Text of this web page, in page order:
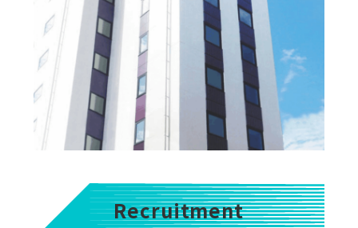
Recruitment